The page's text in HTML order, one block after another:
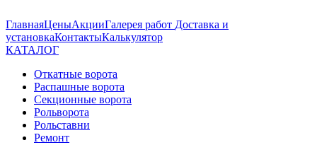
ГлавнаяЦеныАкцииГалерея работ Доставка и
установкаКонтактыКалькулятор
КАТАЛОГ
Откатные ворота
Распашные ворота
Секционные ворота
Рольворота
Рольставни
Ремонт